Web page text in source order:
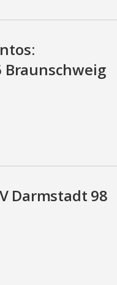
Braunschweig
Darmstadt 98